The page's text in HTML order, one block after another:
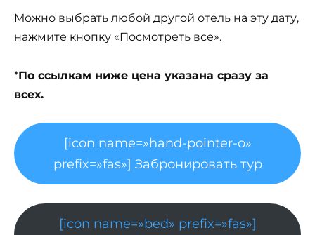
Можно выбрать любой другой отель на эту дату,
нажмите кнопку «Посмотреть все».
*По ссылкам ниже цена указана сразу за
всех.
[icon name=»hand-pointer-o»
prefix=»fas»] Забронировать тур
[icon name=»bed» prefix=»fas»]